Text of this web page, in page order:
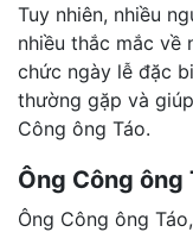
Tuy nhiên, nhiều
nhiều thắc mắc về
chức ngày lễ đặc
thường gặp và
Công ông Táo.
Ông Công ông
Ông Công ông